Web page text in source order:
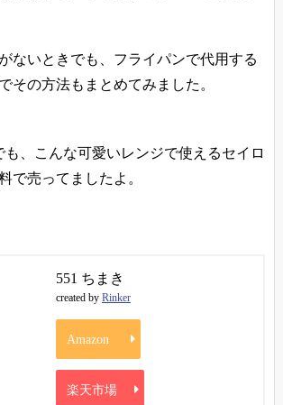
ないときでも、フライパンで代用する
その方法もまとめてみました。
も、こんな可愛いレンジで使えるセイロ
で売ってましたよ。
551 ちまき
created by Rinker
Amazon
楽天市場